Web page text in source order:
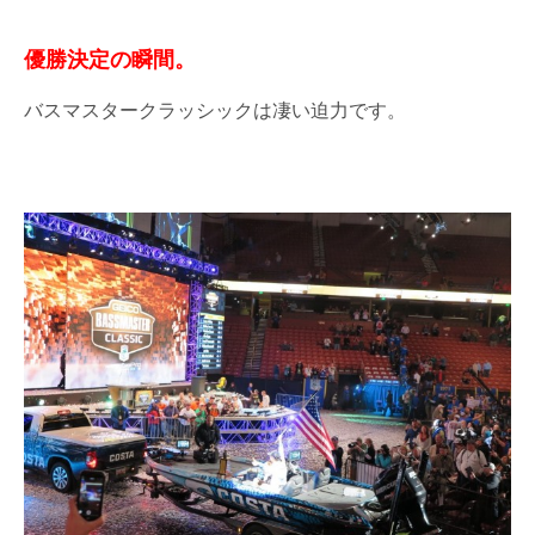
優勝決定の瞬間。
バスマスタークラッシックは凄い迫力です。